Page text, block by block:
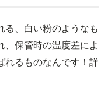
る、白い粉のようなも
、保管時の温度差によ
れるものなんです！詳